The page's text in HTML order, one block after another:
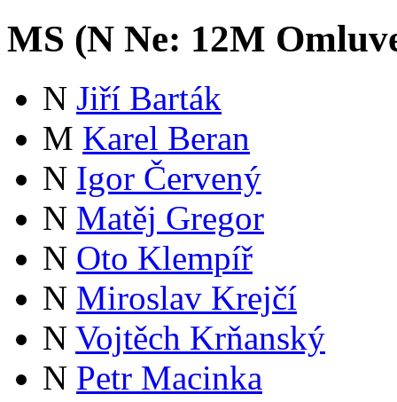
MS (N Ne: 12M
N Jiří Barták
M Karel Beran
N Igor Červený
N Matěj Gregor
N Oto Klempíř
N Miroslav Krejčí
N Vojtěch Krňanský
N Petr Macinka